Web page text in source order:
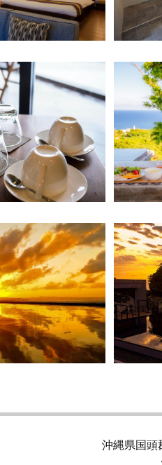
沖縄県国頭